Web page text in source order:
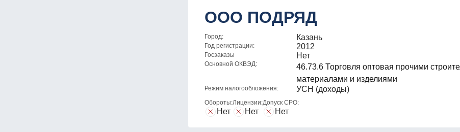
ООО ПОДРЯД
Город: Казань
Год регистрации: 2012
Госзаказы Нет
Основной ОКВЭД:
46.73.6 Торговля оптовая прочими
материалами и изделиями
Режим налогообложения: УСН (доходы)
Обороты:
Нет
Лицензии:
Нет
Допуск СРО:
Нет